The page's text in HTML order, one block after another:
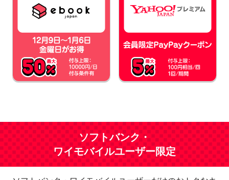
ソフトバンク・
ワイモバイルユーザー限定